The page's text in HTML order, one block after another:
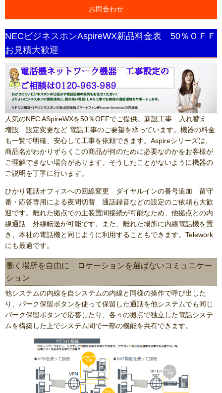
お問合わせ
NECビジネスホンAspireWX新品料金表 50％ＯＦＦ
お見積大歓迎
人気のNEC ASpireWXを50％OFFでご提供。新設工事 入れ替え
増設 設定変更など 電話工事のご要望を承っています。機器の料金
も一覧で明確、安心して工事を依頼できます。Aspireシリーズは、
商品名がわかりずらくこの商品が何のために必要なのかをお客様が
ご理解できない場合があります。そうしたことがないように機器の
ご説明を丁寧に行います。
ひかり電話オフィスへの回線変更 ダイヤルインの番号追加 留守
番・応答専用による夜間切替 通話録音などの設定のご依頼も大歓
迎です。離れた拠点での主装置間接続が可能なため、他拠点との内
線通話 外線転送が可能です。また、離れた場所に内線電話機を置
き、本社の電話機と同じように利用することもできます。Telework
にも最適です。
働く場所を自由に ロケーションを選ばないコミュニケー
ション
他システムの内線を自システムの内線と同様の操作で呼び出した
り、パーク保留ボタンを使って保留した通話を他システムでも同じ
パーク保留ボタンで応答したり、各々の拠点で独立した電話システ
ムを構築した上でシステム間で一部の機能を共有できます。